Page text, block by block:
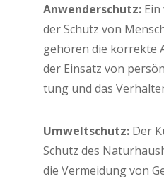
Anwen­der­schutz:Ein
der Schutz von
gehö­ren die kor­rek­te
der Ein­satz von
tung und das
Umwelt­schutz:Der
Schutz des
die Ver­mei­dung von